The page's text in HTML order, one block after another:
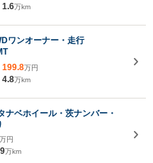
1.6万km
ワンオーナー・走行
199.8万円
4.8万km
ベホイール・茨ナンバー・
円
万km